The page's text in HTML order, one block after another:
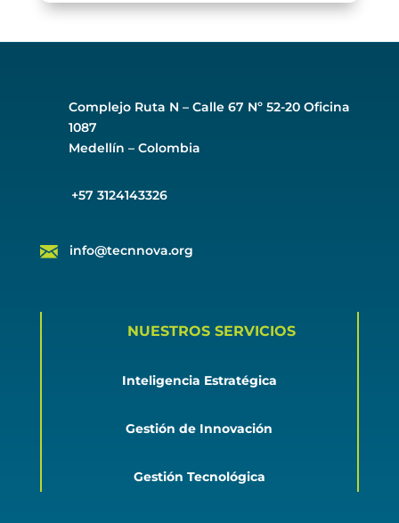
Complejo Ruta N – Calle 67 Nº 52-20 Oficina
1087
Medellín – Colombia
+57 3124143326
info@tecnnova.org
NUESTROS SERVICIOS
Inteligencia Estratégica
Gestión de Innovación
Gestión Tecnológica